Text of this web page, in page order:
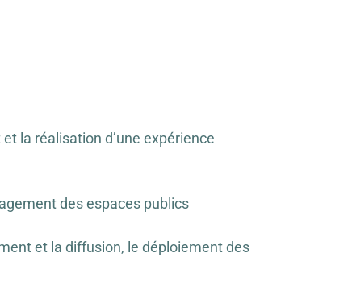
la réalisation d’une expérience
des espaces publics
et la diffusion, le déploiement des